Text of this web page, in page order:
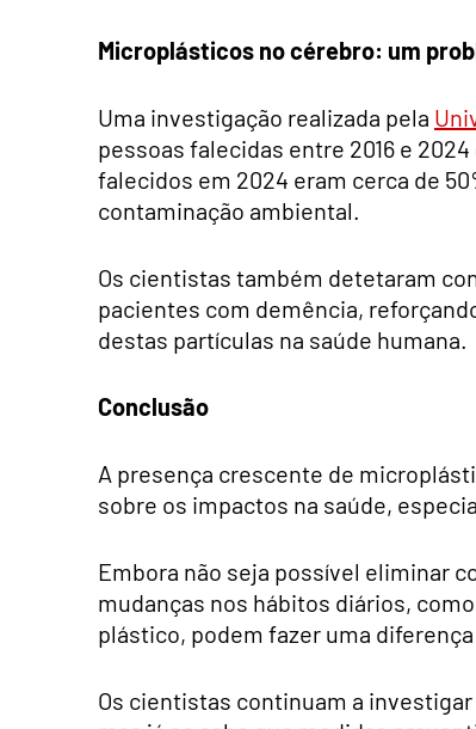
Microplásticos no cérebro: um
Uma investigação realizada pela
pessoas falecidas entre 2016 e
falecidos em 2024 eram cerca de
contaminação ambiental.
Os cientistas também detetaram
pacientes com demência,
destas partículas na saúde humana.
Conclusão
A presença crescente de
sobre os impactos na saúde,
Embora não seja possível eliminar
mudanças nos hábitos diários,
plástico, podem fazer uma
Os cientistas continuam a